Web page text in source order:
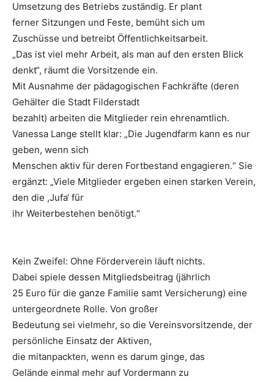
Umsetzung des Betriebs zuständig. Er plant
ferner Sitzungen und Feste, bemüht sich um
Zuschüsse und betreibt Öffentlichkeitsarbeit.
„Das ist viel mehr Arbeit, als man auf den ersten Blick
denkt“, räumt die Vorsitzende ein.
Mit Ausnahme der pädagogischen Fachkräfte (deren
Gehälter die Stadt Filderstadt
bezahlt) arbeiten die Mitglieder rein ehrenamtlich.
Vanessa Lange stellt klar: „Die Jugendfarm kann es nur
geben, wenn sich
Menschen aktiv für deren Fortbestand engagieren.“ Sie
ergänzt: „Viele Mitglieder ergeben einen starken Verein,
den die ,Jufa‘ für
ihr Weiterbestehen benötigt.“
Kein Zweifel: Ohne Förderverein läuft nichts.
Dabei spiele dessen Mitgliedsbeitrag (jährlich
25 Euro für die ganze Familie samt Versicherung) eine
untergeordnete Rolle. Von großer
Bedeutung sei vielmehr, so die Vereinsvorsitzende, der
persönliche Einsatz der Aktiven,
die mitanpackten, wenn es darum ginge, das
Gelände einmal mehr auf Vordermann zu